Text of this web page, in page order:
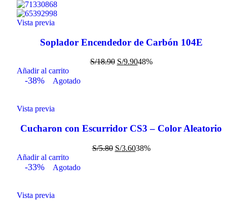
Vista previa
Soplador Encendedor de Carbón 104E
S/18.90 S/9.9048%
Añadir al carrito
-38% Agotado
Vista previa
Cucharon con Escurridor CS3 – Color Aleatorio
S/5.80 S/3.6038%
Añadir al carrito
-33% Agotado
Vista previa